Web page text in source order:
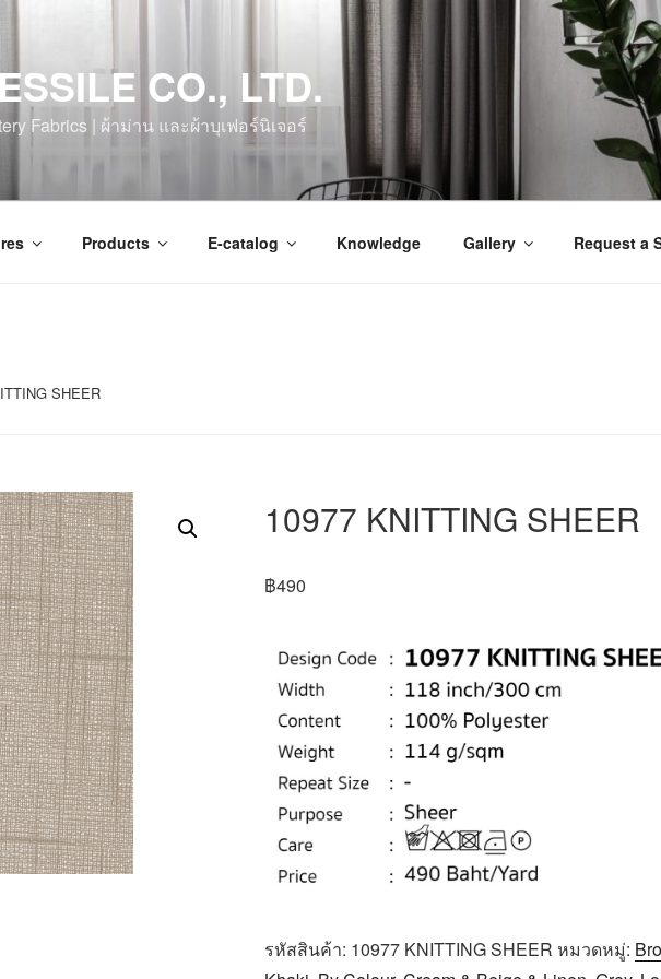
CO., LTD.
Fabrics | ผ้าม่าน และผ้าบุเฟอร์นิเจอร์
Products E-catalog Knowledge Gallery Request a
SHEER
10977 KNITTING SHEER
฿490
รหัสสินค้า: 10977 KNITTING SHEER หมวดหมู่: